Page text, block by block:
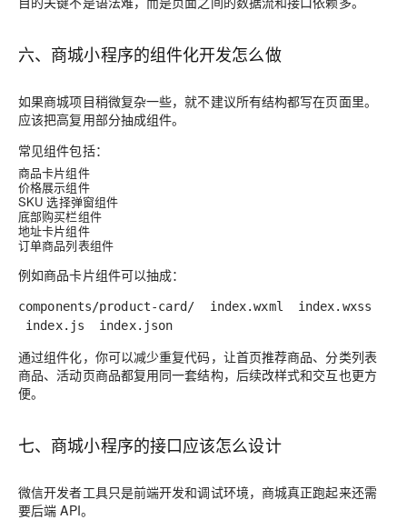
六、商城小程序的组件化开发怎么做
如果商城项目稍微复杂一些，就不建议所有结构都写在页面里。
应该把高复用部分抽成组件。
常见组件包括：
商品卡片组件
价格展示组件
SKU 选择弹窗组件
底部购买栏组件
地址卡片组件
订单商品列表组件
例如商品卡片组件可以抽成：
components/product-card/ index.wxml
index.wxss
index.js index.json
通过组件化，你可以减少重复代码，让首页推荐商品、分类列表
商品、活动页商品都复用同一套结构，后续改样式和交互也更方
便。
七、商城小程序的接口应该怎么设计
微信开发者工具只是前端开发和调试环境，商城真正跑起来还需
要后端 API。